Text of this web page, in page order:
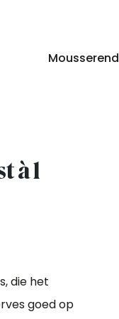
Mousserend
à 1
die het
goed op